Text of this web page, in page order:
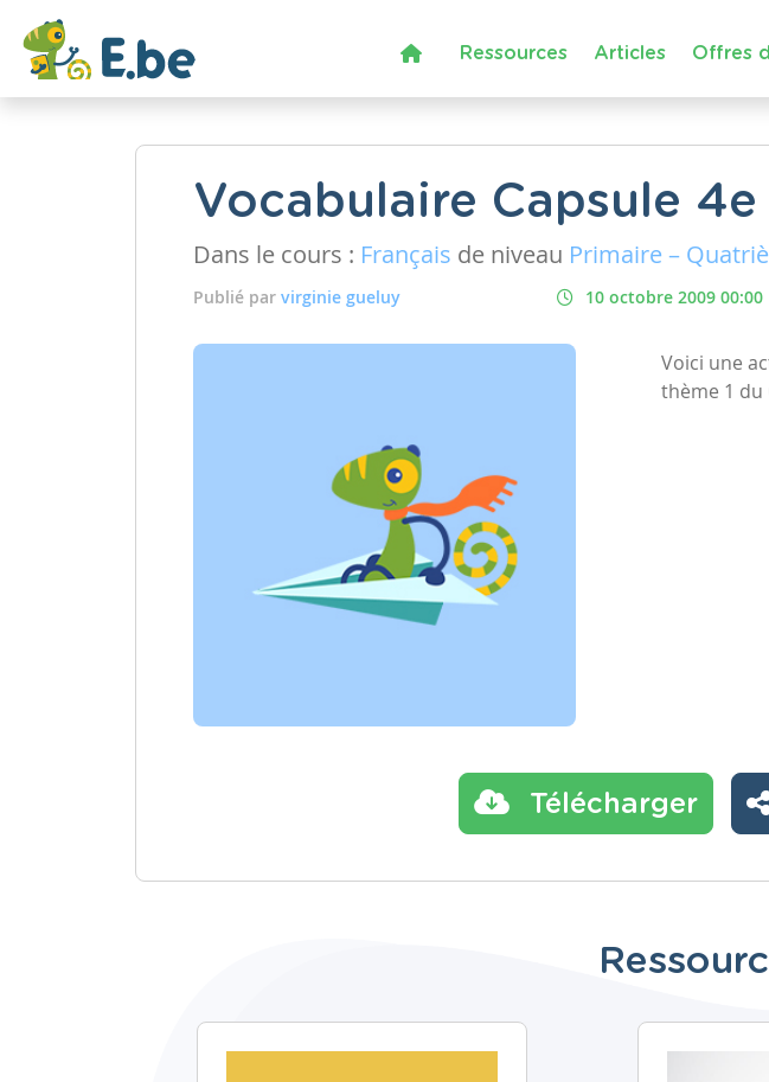
Ressources Articles Offres
Vocabulaire Capsule 4e
Dans le cours : Français de niveau Primaire –
Publié par virginie gueluy 10 octobre 2009 00:00
Voici une
thème 1 du
Télécharger